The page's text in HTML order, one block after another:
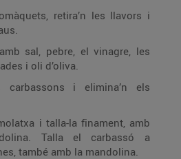
retira’n les llavors i
amb sal, pebre, el vinagre, les
i oli d’oliva.
carbassons i elimina’n els
i talla-la finament, amb
Talla el carbassó a
també amb la mandolina.